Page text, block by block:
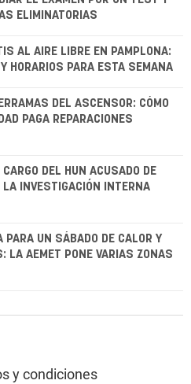
ELIMINATORIAS
AL AIRE LIBRE EN PAMPLONA:
HORARIOS PARA ESTA SEMANA
DEL ASCENSOR: CÓMO
PAGA REPARACIONES
DEL HUN ACUSADO DE
INVESTIGACIÓN INTERNA
PARA UN SÁBADO DE CALOR Y
LA AEMET PONE VARIAS ZONAS
y condiciones